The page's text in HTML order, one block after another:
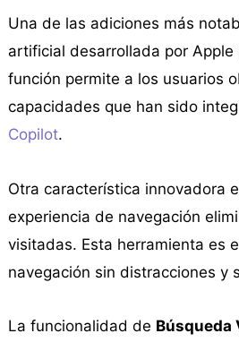
Una de las adiciones más
artificial desarrollada por
función permite a los usuarios
capacidades que han sido
Copilot.
Otra característica innovadora
experiencia de navegación
visitadas. Esta herramienta es
navegación sin distracciones y
La funcionalidad de Búsqueda